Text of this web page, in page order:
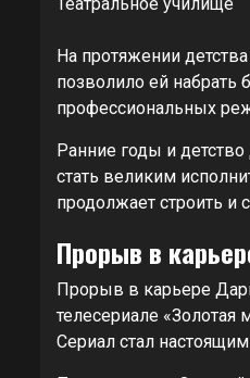
На протяжении
позволило ей набрать
профессиональных
Ранние годы и
стать великим
продолжает строить и
Прорыв в
Прорыв в карьере
телесериале «Золотая
Сериал стал